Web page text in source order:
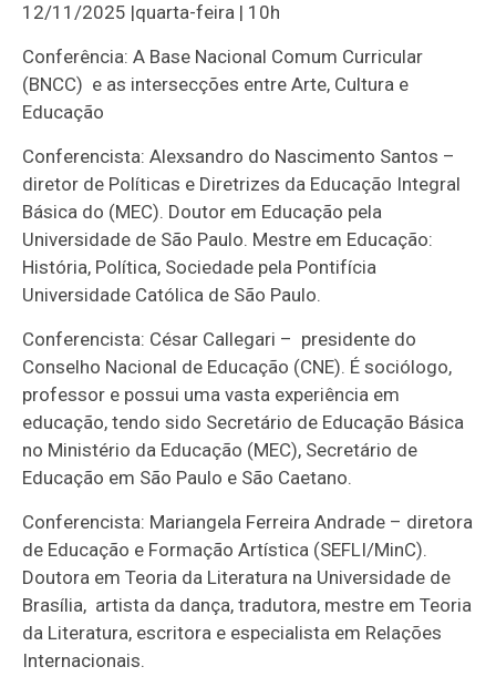
12/11/2025 |quarta-feira | 10h
Conferência: A Base Nacional Comum Curricular
(BNCC) e as intersecções entre Arte, Cultura e
Educação
Conferencista: Alexsandro do Nascimento Santos –
diretor de Políticas e Diretrizes da Educação Integral
Básica do (MEC). Doutor em Educação pela
Universidade de São Paulo. Mestre em Educação:
História, Política, Sociedade pela Pontifícia
Universidade Católica de São Paulo.
Conferencista: César Callegari – presidente do
Conselho Nacional de Educação (CNE). É sociólogo,
professor e possui uma vasta experiência em
educação, tendo sido Secretário de Educação Básica
no Ministério da Educação (MEC), Secretário de
Educação em São Paulo e São Caetano.
Conferencista: Mariangela Ferreira Andrade – diretora
de Educação e Formação Artística (SEFLI/MinC).
Doutora em Teoria da Literatura na Universidade de
Brasília, artista da dança, tradutora, mestre em Teoria
da Literatura, escritora e especialista em Relações
Internacionais.